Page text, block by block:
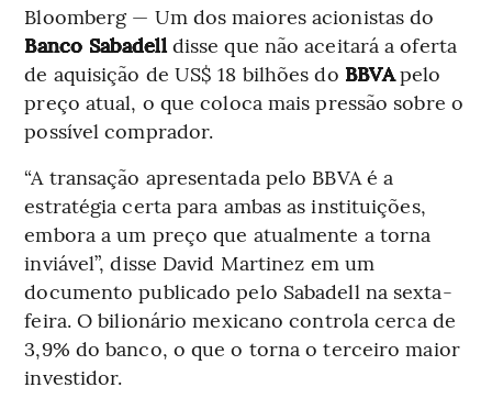
Bloomberg — Um dos maiores acionistas do
Banco Sabadelldisse que não aceitará a oferta
de aquisição de US$ 18 bilhões do BBVApelo
preço atual, o que coloca mais pressão sobre o
possível comprador.
“A transação apresentada pelo BBVA é a
estratégia certa para ambas as instituições,
embora a um preço que atualmente a torna
inviável”, disse David Martinez em um
documento publicado pelo Sabadell na sexta-
feira. O bilionário mexicano controla cerca de
3,9% do banco, o que o torna o terceiro maior
investidor.